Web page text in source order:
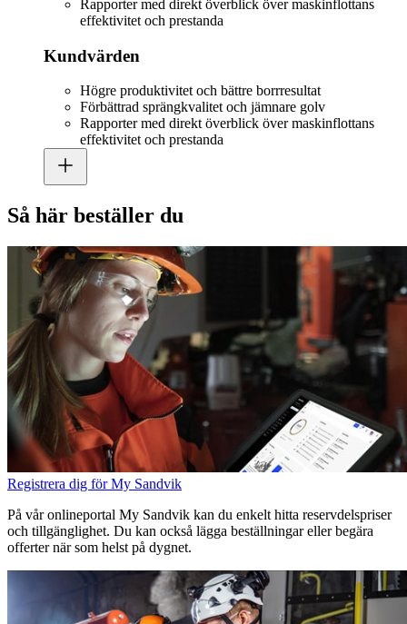
Rapporter med direkt överblick över maskinflottans
effektivitet och prestanda
Kundvärden
Högre produktivitet och bättre borrresultat
Förbättrad sprängkvalitet och jämnare golv
Rapporter med direkt överblick över maskinflottans
effektivitet och prestanda
Så här beställer du
Registrera dig för My Sandvik
På vår onlineportal My Sandvik kan du enkelt hitta reservdelspriser
och tillgänglighet. Du kan också lägga beställningar eller begära
offerter när som helst på dygnet.